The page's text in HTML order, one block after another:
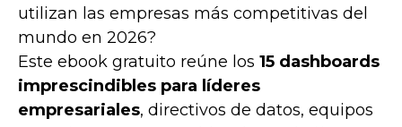
utilizan las empresas más competitivas del
mundo en 2026?
Este ebook gratuito reúne los 15 dashboards
imprescindibles para líderes
empresariales, directivos de datos, equipos